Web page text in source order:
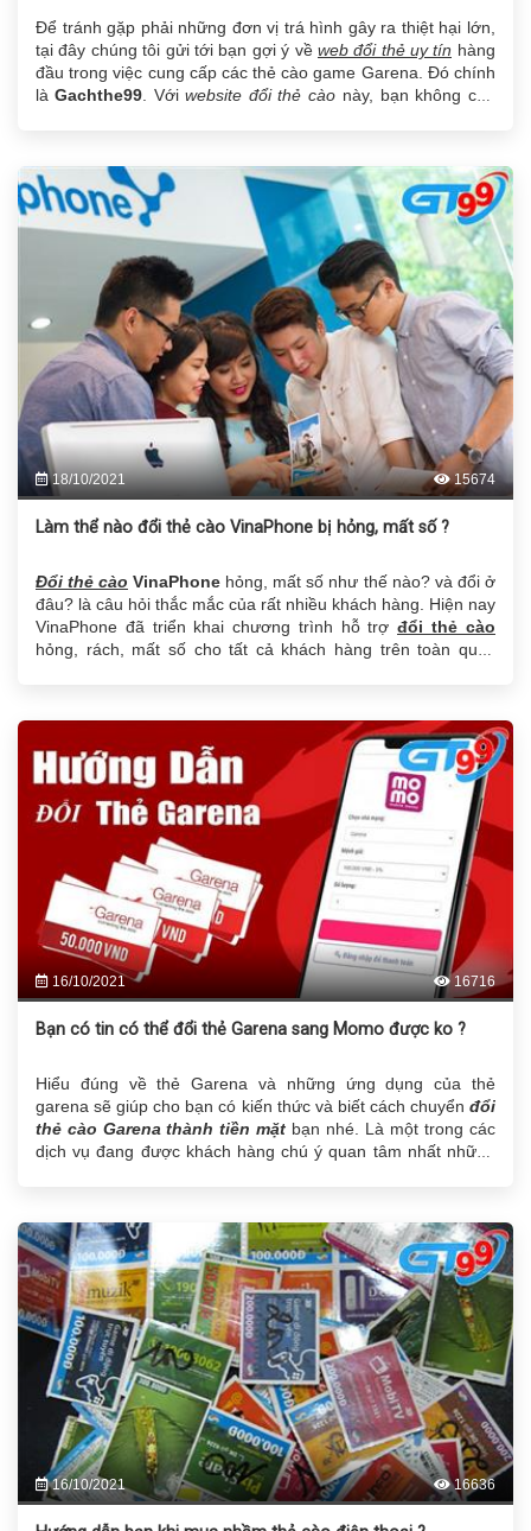
Để tránh gặp phải những đơn vị trá hình gây ra thiệt hại lớn,
tại đây chúng tôi gửi tới bạn gợi ý về web đổi thẻ uy tín hàng
đầu trong việc cung cấp các thẻ cào game Garena. Đó chính
là Gachthe99. Với website đổi thẻ cào này, bạn không còn
18/10/2021 15674
Làm thể nào đổi thẻ cào VinaPhone bị hỏng, mất số ?
Đổi thẻ cào VinaPhone hỏng, mất số như thế nào? và đổi ở
đâu? là câu hỏi thắc mắc của rất nhiều khách hàng. Hiện nay
VinaPhone đã triển khai chương trình hỗ trợ đổi thẻ cào
hỏng, rách, mất số cho tất cả khách hàng trên toàn quốc
16/10/2021 16716
Bạn có tin có thể đổi thẻ Garena sang Momo được ko ?
Hiểu đúng về thẻ Garena và những ứng dụng của thẻ
garena sẽ giúp cho bạn có kiến thức và biết cách chuyển đổi
thẻ cào Garena thành tiền mặt bạn nhé. Là một trong các
dịch vụ đang được khách hàng chú ý quan tâm nhất những
16/10/2021 16636